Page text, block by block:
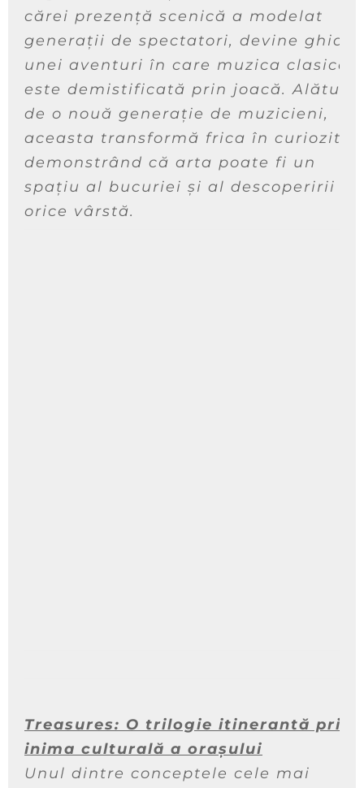
cărei prezență scenică a modelat
generații de spectatori, devine ghidul
unei aventuri în care muzica clasică
este demistificată prin joacă. Alături
de o nouă generație de muzicieni,
aceasta transformă frica în
demonstrând că arta poate fi un
spațiu al bucuriei și al descoperirii la
orice vârstă.
Treasures: O trilogie itinerantă prin
inima culturală a orașului
Unul dintre conceptele cele mai